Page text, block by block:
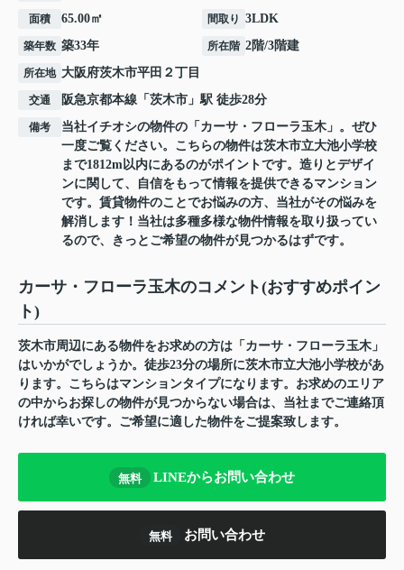
面積 65.00㎡ 間取り 3LDK
築年数 築33年 所在階 2階/3階建
所在地 大阪府茨木市平田 ２丁目
交通 阪急京都本線 「 茨木市 」駅 徒歩28分
備考
当社イチオシの物件の「カーサ・フローラ玉木」。ぜひ
一度ご覧ください。こちらの物件は茨木市立大池小学校
まで1812m以内にあるのがポイントです。造りとデザイ
ンに関して、自信をもって情報を提供できるマンション
です。賃貸物件のことでお悩みの方、当社がその悩みを
解消します！当社は多種多様な物件情報を取り扱ってい
るので、きっとご希望の物件が見つかるはずです。
カーサ・フローラ玉木のコメント(おすすめポイン
ト)
茨木市周辺にある物件をお求めの方は「カーサ・フローラ玉木」
はいかがでしょうか。徒歩23分の場所に茨木市立大池小学校があ
ります。こちらはマンションタイプになります。お求めのエリア
の中からお探しの物件が見つからない場合は、当社までご連絡頂
ければ幸いです。ご希望に適した物件をご提案致します。
無料 LINEからお問い合わせ
無料 お問い合わせ